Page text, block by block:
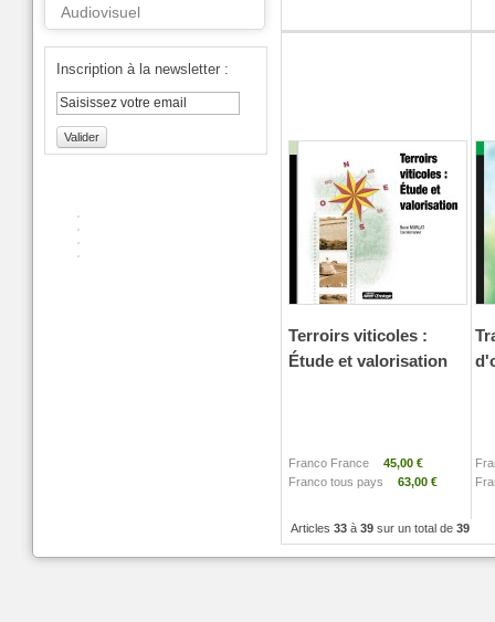
Terroirs viticoles :
Étude et valorisation
Franco France
45,00 €
Franco tous pays
63,00 €
Articles 33 à 39 sur un total de 39
Audiovisuel
Inscription à la newsletter :
Valider